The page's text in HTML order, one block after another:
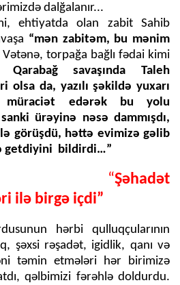
dalğalanır...
ehtiyatda olan zabit Sahib
“mən zabitəm, bu mənim
torpağa bağlı fədai kimi
Qarabağ savaşında Taleh
olsa da, yazılı şəkildə yuxarı
müraciət edərək bu yolu
ürəyinə nəsə dammışdı,
görüşdü, həttə evimizə gəlib
getdiyini bildirdi…”
Şəhadət
ilə birgə içdi”
hərbi qulluqçularının
şəxsi rəşadət, igidlik, qanı və
təmin etmələri hər birimizə
qəlbimizi fərəhlə doldurdu.